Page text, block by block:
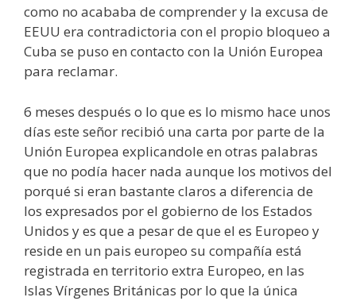
como no acababa de comprender y la excusa de
EEUU era contradictoria con el propio bloqueo a
Cuba se puso en contacto con la Unión Europea
para reclamar.
6 meses después o lo que es lo mismo hace unos
días este señor recibió una carta por parte de la
Unión Europea explicandole en otras palabras
que no podía hacer nada aunque los motivos del
porqué si eran bastante claros a diferencia de
los expresados por el gobierno de los Estados
Unidos y es que a pesar de que el es Europeo y
reside en un pais europeo su compañía está
registrada en territorio extra Europeo, en las
Islas Vírgenes Británicas por lo que la única